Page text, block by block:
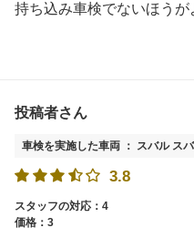
持ち込み車検でないほう
投稿者さん
車検を実施した車両 ： スバル ス
3.8
スタッフの対応：4
価格：3